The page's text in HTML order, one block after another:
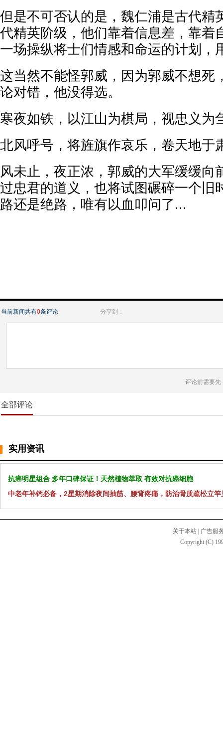
但是不可否认的是，魏仁浦是古代精
代精英阶级，他们靠着信息差，靠着
一场操纵将士们情感和命运的计划，
这当然不能怪郭威，因为郭威不想死
论对错，他没得选。
寒夜如铁，以江山为棋局，视忠义为
北风呼号，将旌旗作哀乐，卷天地于
风未止，夜正浓，郭威的大军缓缓向
过忠君的道义，也将试图碾碎一个旧
路还是绝路，唯有以血叩问了...
当前新闻共有0条评论 分享到：
评论前需要先
全部评论
实用资讯
抗癌明星组合 多年口碑保证！天然植物萃取 有效对抗癌细胞
中老年补钙必备，2星期消除夜间抽筋、腰背疼痛，防治骨质疏松立竿
关于本站 | 广告服
Copyright (C)